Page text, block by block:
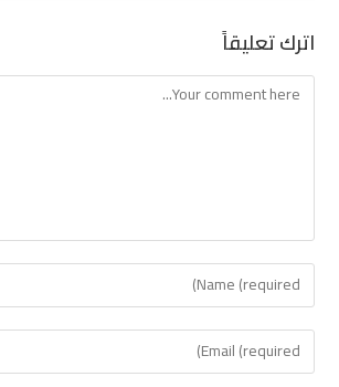
اترك تعليقاً